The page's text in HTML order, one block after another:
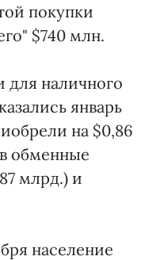
покупки
$740 млн.
для наличного
январь
на $0,86
обменные
млрд.) и
население